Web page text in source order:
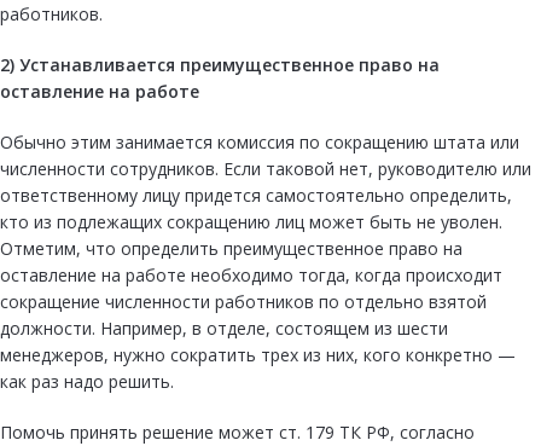
работников.
2) Устанавливается преимущественное право на
оставление на работе
Обычно этим занимается комиссия по сокращению штата или
численности сотрудников. Если таковой нет, руководителю или
ответственному лицу придется самостоятельно определить,
кто из подлежащих сокращению лиц может быть не уволен.
Отметим, что определить преимущественное право на
оставление на работе необходимо тогда, когда происходит
сокращение численности работников по отдельно взятой
должности. Например, в отделе, состоящем из шести
менеджеров, нужно сократить трех из них, кого конкретно —
как раз надо решить.
Помочь принять решение может ст. 179 ТК РФ, согласно